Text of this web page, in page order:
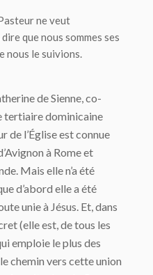
ne veut
que nous sommes ses
nous le suivions.
de Sienne, co-
tertiaire dominicaine
l’Église est connue
à Rome et
Mais elle n’a été
d’abord elle a été
unie à Jésus. Et, dans
(elle est, de tous les
emploie le plus des
chemin vers cette union